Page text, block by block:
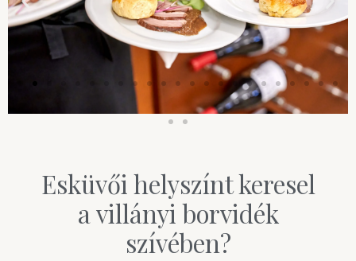
Esküvői helyszínt keresel
a villányi borvidék
szívében?